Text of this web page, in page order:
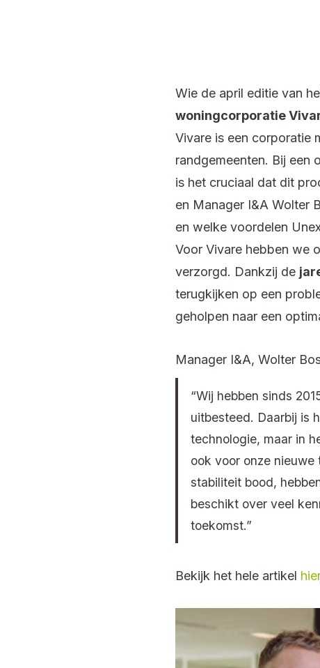
Wie de april editie van
woningcorporatie
Vivare is een corporatie
randgemeenten. Bij een
is het cruciaal dat dit
en Manager I&A Wolter
en welke voordelen
Voor Vivare hebben we
verzorgd. Dankzij de
terugkijken op een
geholpen naar een
Manager I&A, Wolter
“Wij hebben sinds
uitbesteed. Daarbij is
technologie, maar in
ook voor onze
stabiliteit bood,
beschikt over veel
toekomst.”
Bekijk het hele artikel hier